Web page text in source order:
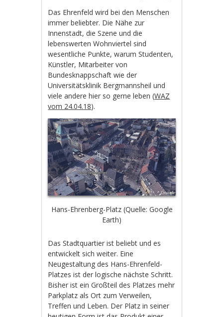
Das Ehrenfeld wird bei den Menschen
immer beliebter. Die Nähe zur
Innenstadt, die Szene und die
lebenswerten Wohnviertel sind
wesentliche Punkte, warum Studenten,
Künstler, Mitarbeiter von
Bundesknappschaft wie der
Universitätsklinik Bergmannsheil und
viele andere hier so gerne leben (WAZ
vom 24.04.18).
Hans-Ehrenberg-Platz (Quelle: Google
Earth)
Das Stadtquartier ist beliebt und es
entwickelt sich weiter. Eine
Neugestaltung des Hans-Ehrenfeld-
Platzes ist der logische nächste Schritt.
Bisher ist ein Großteil des Platzes mehr
Parkplatz als Ort zum Verweilen,
Treffen und Leben. Der Platz in seiner